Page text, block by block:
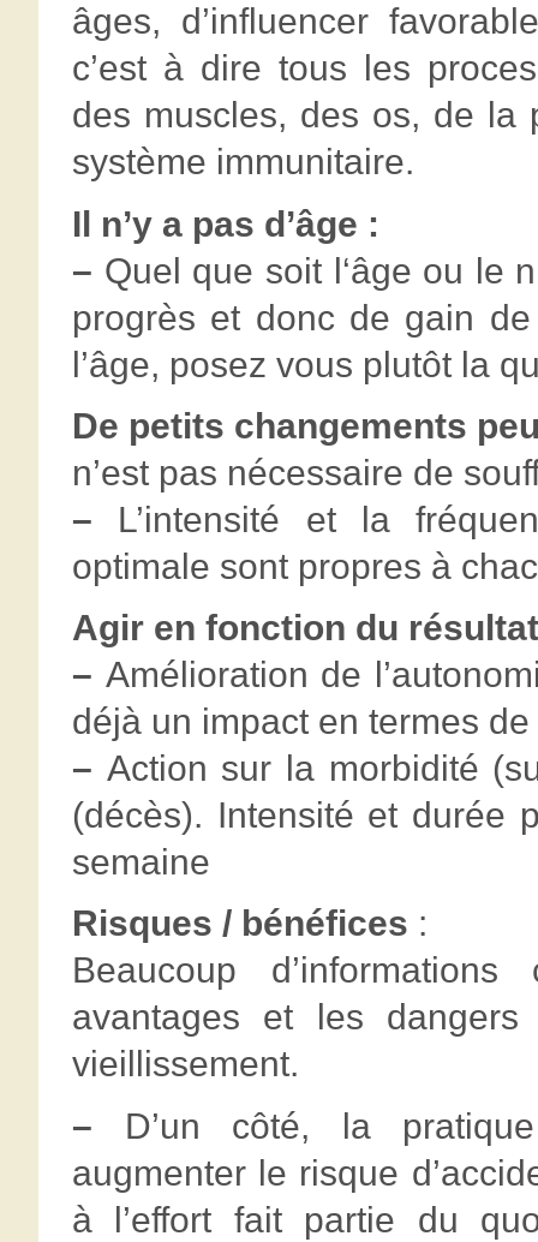
âges, d’influencer
c’est à dire tous les
des muscles, des os, de la
système immunitaire.
Il n’y a pas d’âge :
– Quel que soit l‘âge ou le
progrès et donc de gain
l’âge, posez vous plutôt la
De petits changements
n’est pas nécessaire de
– L’intensité et la
optimale sont propres à
Agir en fonction du
– Amélioration de
déjà un impact en termes
– Action sur la morbidité
(décès). Intensité et durée
semaine
Risques / bénéfices :
Beaucoup
avantages et les
vieillissement.
– D’un côté, la
augmenter le risque
à l’effort fait partie du